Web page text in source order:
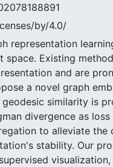
by/4.0/
representation
space. Existing
and are
a novel graph
similarity is
divergence as
to alleviate
stability. Our